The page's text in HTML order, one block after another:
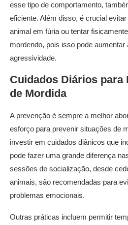
esse tipo de comportamento,
eficiente. Além disso, é crucial
animal em fúria ou tentar
mordendo, pois isso pode aumentar
agressividade.
Cuidados Diários para
de Mordida
A prevenção é sempre a melhor
esforço para prevenir situações de
investir em cuidados diânicos que
pode fazer uma grande diferença
sessões de socialização, desde
animais, são recomendadas para
problemas emocionais.
Outras práticas incluem permitir